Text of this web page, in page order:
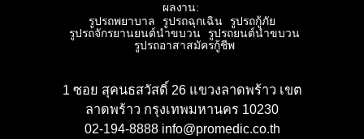
ผลงาน:
รูปรถพยาบาล
รูปรถฉุกเฉิน
รูปรถกู้ภัย
รูปรถจักรยานยนต์นำขบวน
รูปรถยนต์นำขบวน
รูปรถอาสาสมัครกู้ชีพ
1 ซอย สุคนธสวัสดิ์ 26 แขวงลาดพร้าว เขต
ลาดพร้าว กรุงเทพมหานคร 10230
02-194-8888 info@promedic.co.th